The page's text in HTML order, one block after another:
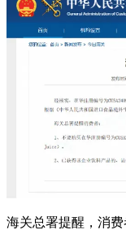
海关总署提醒，消